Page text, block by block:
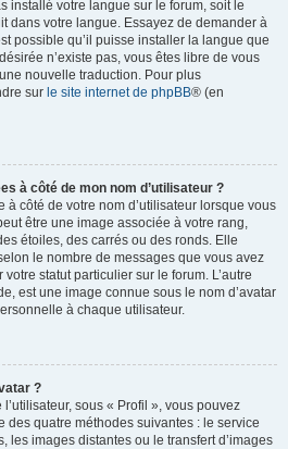
installé votre langue sur le forum, soit le
dans votre langue. Essayez de demander à
possible qu’il puisse installer la langue que
n’existe pas, vous êtes libre de vous
nouvelle traduction. Pour plus
sur le site internet de phpBB® (en
à côté de mon nom d’utilisateur ?
à côté de votre nom d’utilisateur lorsque vous
être une image associée à votre rang,
étoiles, des carrés ou des ronds. Elle
le nombre de messages que vous avez
statut particulier sur le forum. L’autre
est une image connue sous le nom d’avatar
à chaque utilisateur.
?
sous « Profil », vous pouvez
des quatre méthodes suivantes : le service
les images distantes ou le transfert d’images